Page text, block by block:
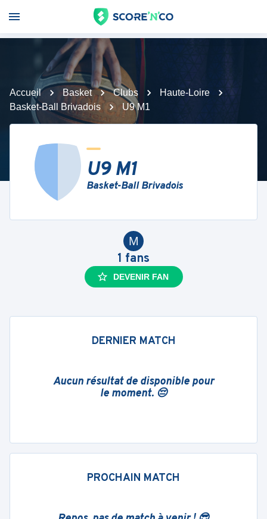
Accueil Basket Clubs
Haute-Loire
Basket-Ball Brivadois
U9 M1
U9 M1
Basket-Ball Brivadois
M
1 fans
DEVENIR FAN
DERNIER MATCH
Aucun résultat de disponible pour
le moment. 😔
PROCHAIN MATCH